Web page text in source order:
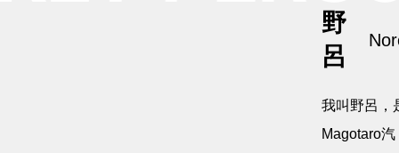
野
呂
我叫野呂，
Magotaro汽